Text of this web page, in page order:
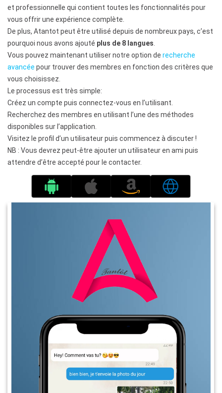
et professionnelle qui contient toutes les fonctionnalités pour
vous offrir une expérience complète.
De plus, Atantot peut être utilisé depuis de nombreux pays, c’est
pourquoi nous avons ajouté plus de 8 langues
Vous pouvez maintenant utiliser notre option de recherche
avancée pour trouver des membres en fonction des critères que
vous choisissez.
Le processus est très simple:
Créez un compte puis connectez-vous en l’utilisant.
Recherchez des membres en utilisant l’une des méthodes
disponibles sur l’application.
Visitez le profil d’un utilisateur puis commencez à discuter !
NB : Vous devrez peut-être ajouter un utilisateur en ami puis
attendre d’être accepté pour le contacter.